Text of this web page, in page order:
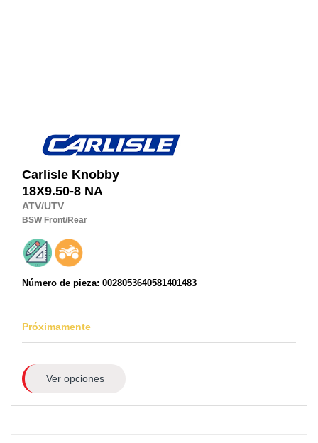
Carlisle Knobby
18X9.50-8 NA
ATV/UTV
BSW Front/Rear
Número de pieza: 0028053640581401483
Próximamente
Ver opciones